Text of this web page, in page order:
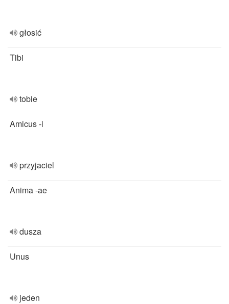
głosić
Tibi
tobie
Amicus -i
przyjaciel
Anima -ae
dusza
Unus
jeden